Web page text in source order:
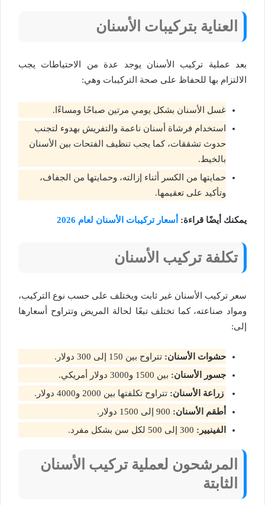
العناية بتركيبات الأسنان
بعد عملية تركيب الأسنان يوجد عدة من الاحتياطات يجب
الالتزام بها للحفاظ على صحة التركيبات وهي:
غسل الأسنان بشكل يومي مرتين صباحًا ومساءًا.
استخدام فرشاة أسنان ناعمة والتفريش بهدوء لتجنب
حدوث تشققات، كما يجب تنظيف الفتحات بين الأسنان
بالخيط.
حمايتها من الكسر أثناء إزالته، وحمايتها من الجفاف،
وتأكيد على تعقيمها.
يمكنك أيضًا قراءة: أسعار تركيبات الأسنان لعام 2026
تكلفة تركيب الأسنان
سعر تركيب الأسنان غير ثابت ويختلف على حسب نوع التركيب،
ومواد صناعته، كما تختلف تبعًا لحالة المريض وتتراوح أسعارها
إلى:
حشوات الأسنان: تتراوح بين 150 إلى 300 دولار.
جسور الأسنان: بين 1500 و3000 دولار أمريكي.
زراعة الأسنان: تتراوح تكلفتها بين 2000 و4000 دولار.
أطقم الأسنان: 900 إلى 1500 دولار.
الفينيير: 300 إلى 500 لكل سن بشكل مفرد.
المرشحون لعملية تركيب الأسنان
الثابتة